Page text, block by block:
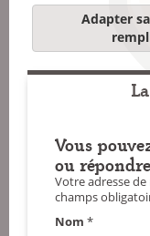
Adapter
Vous
ou
Votre adresse de
champs
Nom *